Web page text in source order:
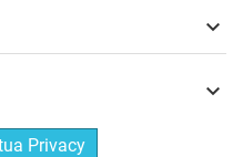


Privacy